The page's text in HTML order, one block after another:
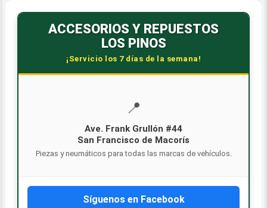
ACCESORIOS Y REPUESTOS
LOS PINOS
¡Servicio los 7 días de la semana!
📍
Ave. Frank Grullón #44
San Francisco de Macorís
Piezas y neumáticos para todas las marcas de vehículos.
Síguenos en Facebook